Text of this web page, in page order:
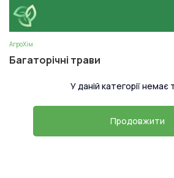
АгроХім
Багаторічні трави
У даній категорії немає
Продовжити